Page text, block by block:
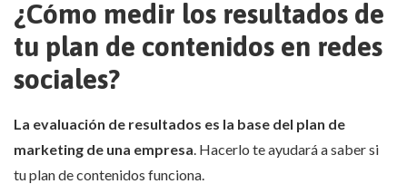
¿Cómo medir los resultados de
tu plan de contenidos en redes
sociales?
La evaluación de resultados es la base del plan de
marketing de una empresa . Hacerlo te ayudará a saber si
tu plan de contenidos funciona.